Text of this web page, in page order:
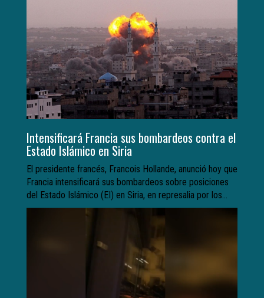
Intensificará Francia sus bombardeos contra el
Estado Islámico en Siria
El presidente francés, Francois Hollande, anunció hoy que
Francia intensificará sus bombardeos sobre posiciones
del Estado Islámico (EI) en Siria, en represalia por los...